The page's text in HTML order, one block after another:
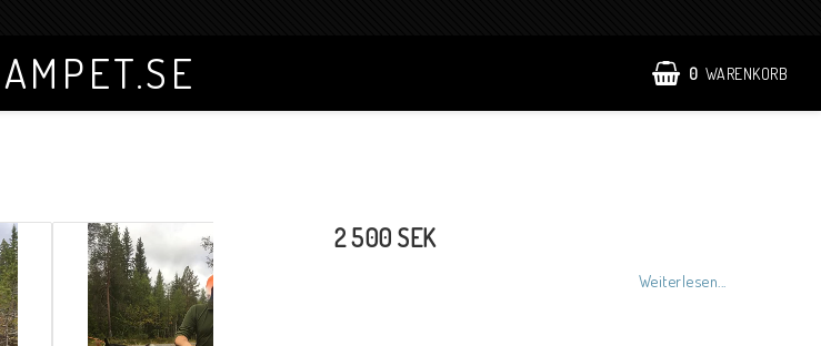
0 WARENKORB
2 500 SEK
Weiterlesen...